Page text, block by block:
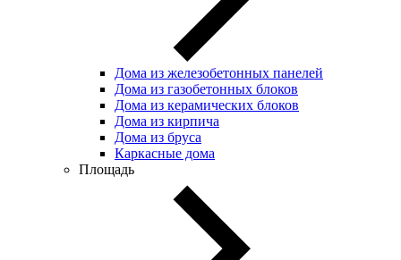
Дома из железобетонных панелей
Дома из газобетонных блоков
Дома из керамических блоков
Дома из кирпича
Дома из бруса
Каркасные дома
Площадь